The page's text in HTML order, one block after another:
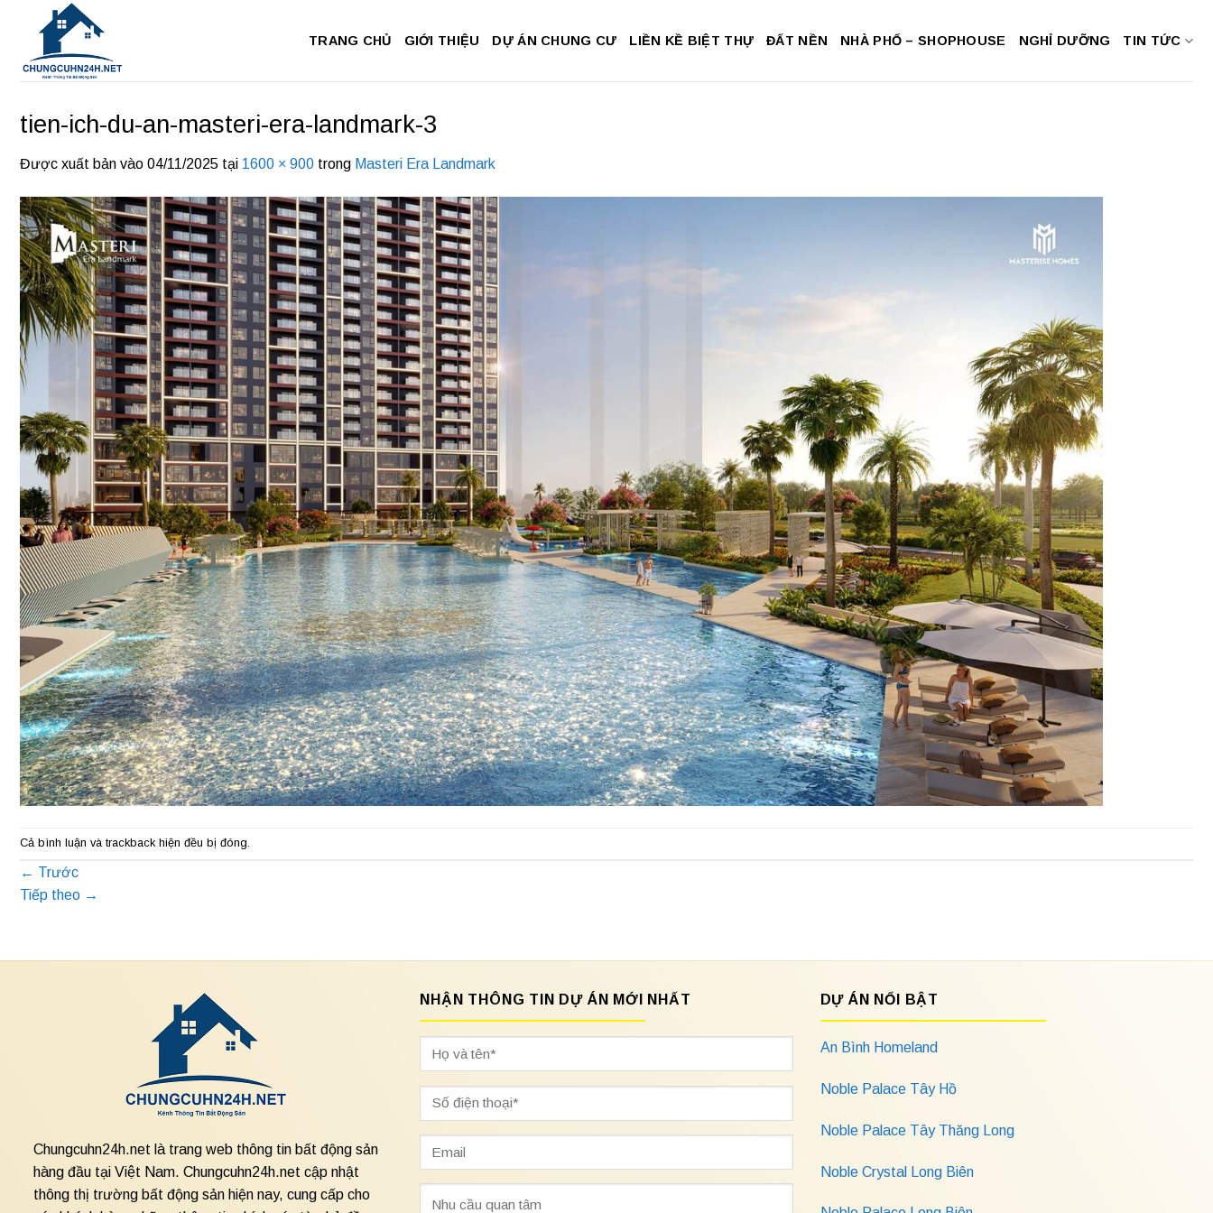
dung
TRANG CHỦ GIỚI THIỆU DỰ ÁN CHUNG CƯ LIỀN KỀ BIỆT THỰ ĐẤT NỀN NHÀ PHỐ – SHOPHOUSE NGHỈ DƯỠNG TIN TỨC
tien-ich-du-an-masteri-era-landmark-3
Được xuất bản vào 04/11/2025 tại 1600 × 900 trong Masteri Era Landmark
Cả bình luận và trackback hiện đều bị đóng.
← Trước
Tiếp theo →
Chungcuhn24h.net là trang web thông tin bất động sản
hàng đầu tại Việt Nam. Chungcuhn24h.net cập nhật
thông thị trường bất động sản hiện nay, cung cấp cho
NHẬN THÔNG TIN DỰ ÁN MỚI NHẤT DỰ ÁN NỔI BẬT
An Bình Homeland
Noble Palace Tây Hồ
Noble Palace Tây Thăng Long
Noble Crystal Long Biên